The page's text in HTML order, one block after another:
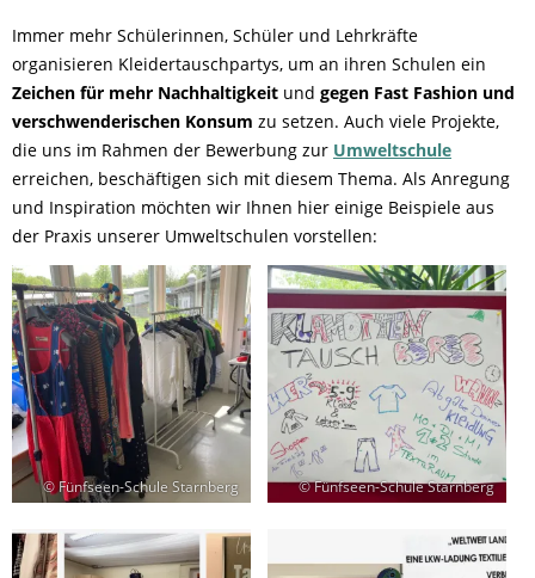
Immer mehr Schülerinnen, Schüler und Lehrkräfte
organisieren Kleidertauschpartys, um an ihren Schulen ein
Zeichen für mehr Nachhaltigkeit und gegen Fast Fashion und
verschwenderischen Konsum zu setzen. Auch viele Projekte,
die uns im Rahmen der Bewerbung zur Umweltschule
erreichen, beschäftigen sich mit diesem Thema. Als Anregung
und Inspiration möchten wir Ihnen hier einige Beispiele aus
der Praxis unserer Umweltschulen vorstellen:
© Fünfseen-Schule Starnberg © Fünfseen-Schule Starnberg